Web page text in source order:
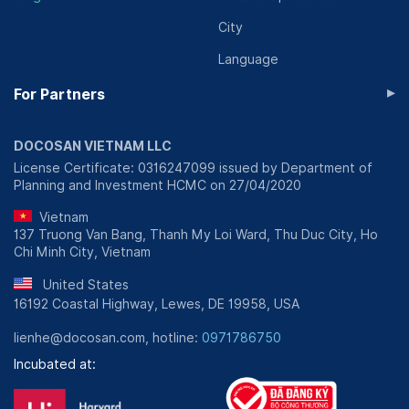
City
Language
For Partners ▸
DOCOSAN VIETNAM LLC
License Certificate: 0316247099 issued by Department of
Planning and Investment HCMC on 27/04/2020
Vietnam
137 Truong Van Bang, Thanh My Loi Ward, Thu Duc City, Ho
Chi Minh City, Vietnam
United States
16192 Coastal Highway, Lewes, DE 19958, USA
lienhe@docosan.com, hotline: 0971786750
Incubated at: